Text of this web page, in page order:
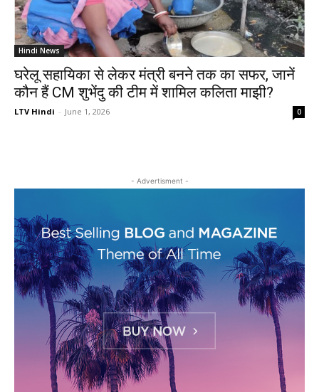
Hindi News
घरेलू सहायिका से लेकर मंत्री बनने तक का सफर, जानें
कौन हैं CM शुभेंदु की टीम में शामिल कलिता माझी?
LTV Hindi - June 1, 2026 0
- Advertisment -